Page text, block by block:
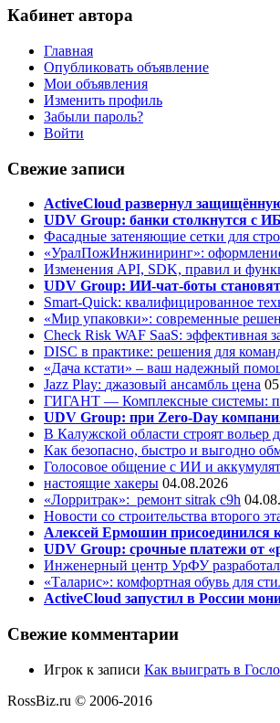
Кабинет автора
Главная
Опубликовать объявление
Мои объявления
Изменить профиль
Забыли пароль?
Войти
Свежие записи
ActiveCloud развернул
UDV Group: банки столкнутся с
Фасадные затеняющие сетки для
«УралПожИнжиниринг»: оформление
Изменения API, SDK, правил и
UDV Group: ИИ-чат-боты
Smart-Quick: квалифицированное
«Мир упаковки»: современные
Check Risk WAF SaaS: эффективная
DISC в практике: решения для
«Дача кстати» – ваш надежный
Jazz Play: джазовый ансамбль цена
ГИГАНТ — Комплексные системы:
UDV Group: при Zero-Day
В Калужской области строят
Как безопасно, быстро и выгодно
Голосовое общение с ИИ и
настоящие хакеры 04.08.2026
«Лорритрак»: ремонт sitrak c9h
Новости со строительства второго
Алексей Ермошин присоединился
UDV Group: срочные платежи от
Инженерный центр УрФУ разработал
«Таларис»: комфортная обувь для
ActiveCloud запустил в России
Свежие комментарии
Игрок к записи Как выиграть в
RossBiz.ru © 2006-2016